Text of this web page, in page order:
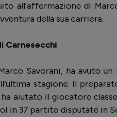
all'affermazione di
della sua carriera.
Carnesecchi
Savorani, ha avuto
stagione. Il
aiutato il giocatore
in 37 partite disputate in